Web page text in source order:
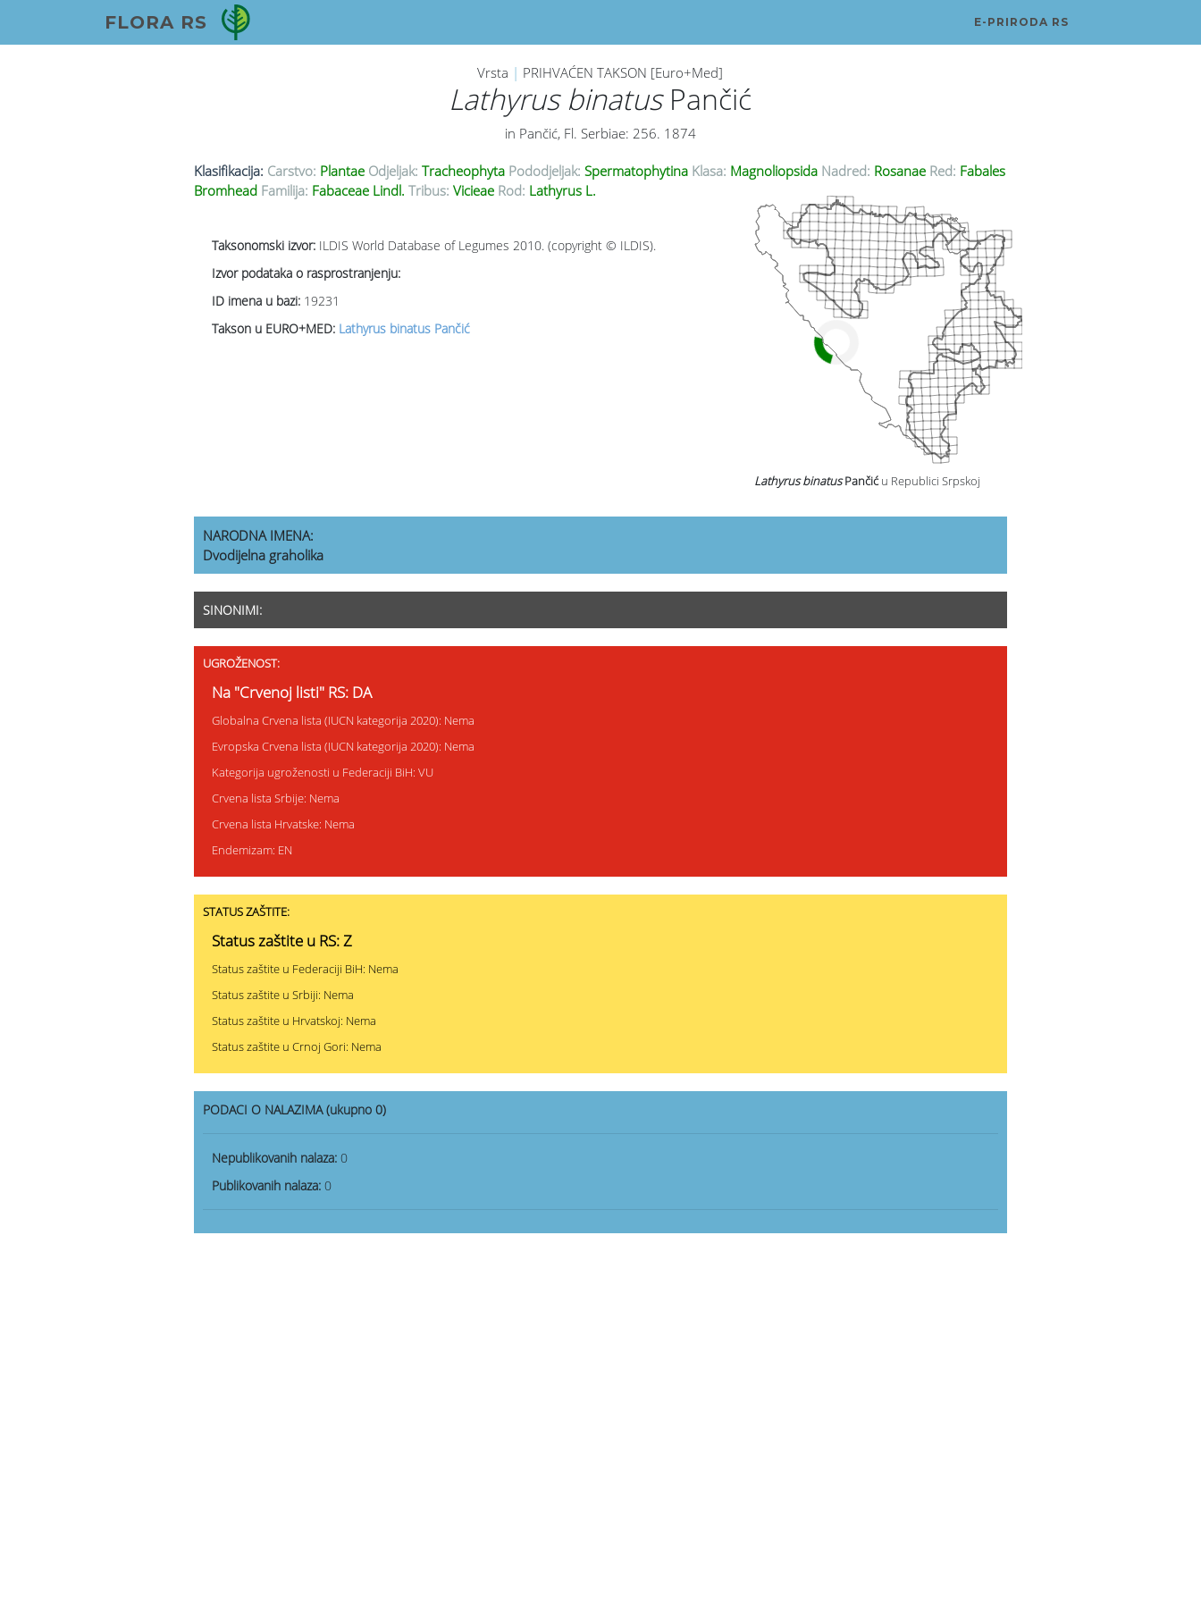
FLORA RS E-PRIRODA RS
Vrsta | PRIHVAĆEN TAKSON [Euro+Med]
Lathyrus binatusPančić
in Pančić, Fl. Serbiae: 256. 1874
Klasifikacija: Carstvo: Plantae Odjeljak: Tracheophyta Pododjeljak: Spermatophytina Klasa: Magnoliopsida Nadred: Rosanae Red: Fabales
Bromhead Familija: Fabaceae Lindl. Tribus: Vicieae Rod: Lathyrus L.
Taksonomski izvor: ILDIS World Database of Legumes 2010. (copyright © ILDIS).
Izvor podataka o rasprostranjenju:
ID imena u bazi: 19231
Takson u EURO+MED: Lathyrus binatus Pančić
Lathyrus binatusPančić u Republici Srpskoj
NARODNA IMENA:
Dvodijelna graholika
SINONIMI:
UGROŽENOST:
Na "Crvenoj listi" RS: DA
Globalna Crvena lista (IUCN kategorija 2020): Nema
Evropska Crvena lista (IUCN kategorija 2020): Nema
Kategorija ugroženosti u Federaciji BiH: VU
Crvena lista Srbije: Nema
Crvena lista Hrvatske: Nema
Endemizam: EN
STATUS ZAŠTITE:
Status zaštite u RS: Z
Status zaštite u Federaciji BiH: Nema
Status zaštite u Srbiji: Nema
Status zaštite u Hrvatskoj: Nema
Status zaštite u Crnoj Gori: Nema
PODACI O NALAZIMA (ukupno 0)
Nepublikovanih nalaza: 0
Publikovanih nalaza: 0